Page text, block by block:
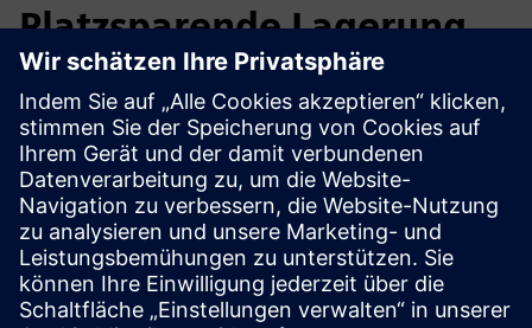
Platzsparende Lagerung
von Chemikalien
Life-Science- und Pharmalabore handhaben brennbare,
ätzende und giftige Chemikalien auf engstem Raum. Der
VarioProtect ermöglicht die konforme Lagerung mehrerer
Gefahrstoffklassen in einem einzigen Schrank, wodurch der
Platzbedarf reduziert und gleichzeitig ein sicherer,
ergonomischer Zugang in der Nähe des Arbeitsplatzes
gewährleistet wird.